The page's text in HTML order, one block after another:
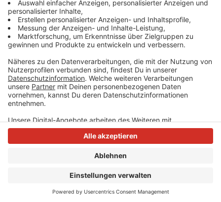
Anzeige
Anzeige